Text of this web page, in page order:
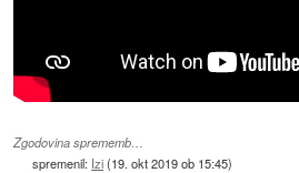
Zgodovina sprememb…
spremenil: Izi(19. okt 2019 ob 15:45)